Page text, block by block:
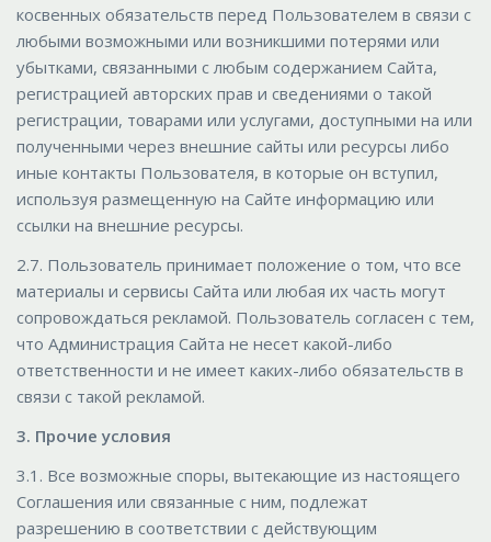
косвенных обязательств перед Пользователем в связи с
любыми возможными или возникшими потерями или
убытками, связанными с любым содержанием Сайта,
регистрацией авторских прав и сведениями о такой
регистрации, товарами или услугами, доступными на или
полученными через внешние сайты или ресурсы либо
иные контакты Пользователя, в которые он вступил,
используя размещенную на Сайте информацию или
ссылки на внешние ресурсы.
2.7. Пользователь принимает положение о том, что все
материалы и сервисы Сайта или любая их часть могут
сопровождаться рекламой. Пользователь согласен с тем,
что Администрация Сайта не несет какой-либо
ответственности и не имеет каких-либо обязательств в
связи с такой рекламой.
3. Прочие условия
3.1. Все возможные споры, вытекающие из настоящего
Соглашения или связанные с ним, подлежат
разрешению в соответствии с действующим